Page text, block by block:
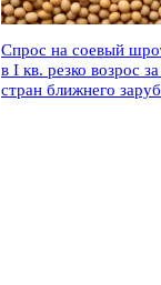
Спрос на соевый
в I кв. резко возрос
стран ближнего